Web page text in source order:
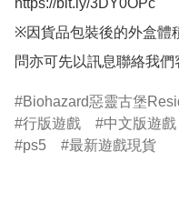
※因貨品包裝後的外盒體
問亦可先以訊息聯絡我
Biohazard惡靈古堡
行版遊戲
中文版遊戲
ps5
最新遊戲現貨